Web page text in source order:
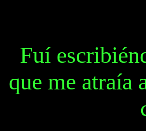
Fuí
que me atraía